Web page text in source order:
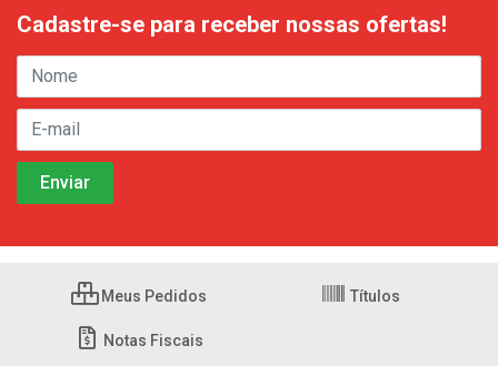
Cadastre-se para receber nossas ofertas!
Meus Pedidos Títulos
Notas Fiscais